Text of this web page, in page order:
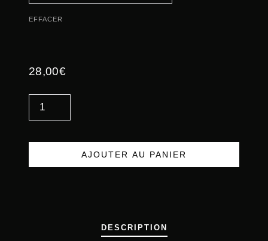
EFFACER
28,00€
U
T
AJOUTER AU PANIER
DESCRIPTION